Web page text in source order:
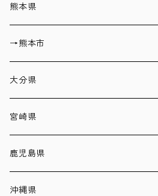
熊本県
→熊本市
大分県
宮崎県
鹿児島県
沖縄県